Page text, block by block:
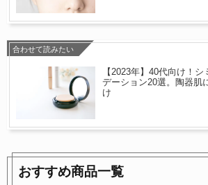
合わせて読みたい
【2023年】40代向け！
デーション20選。陶器肌
け
おすすめ商品一覧